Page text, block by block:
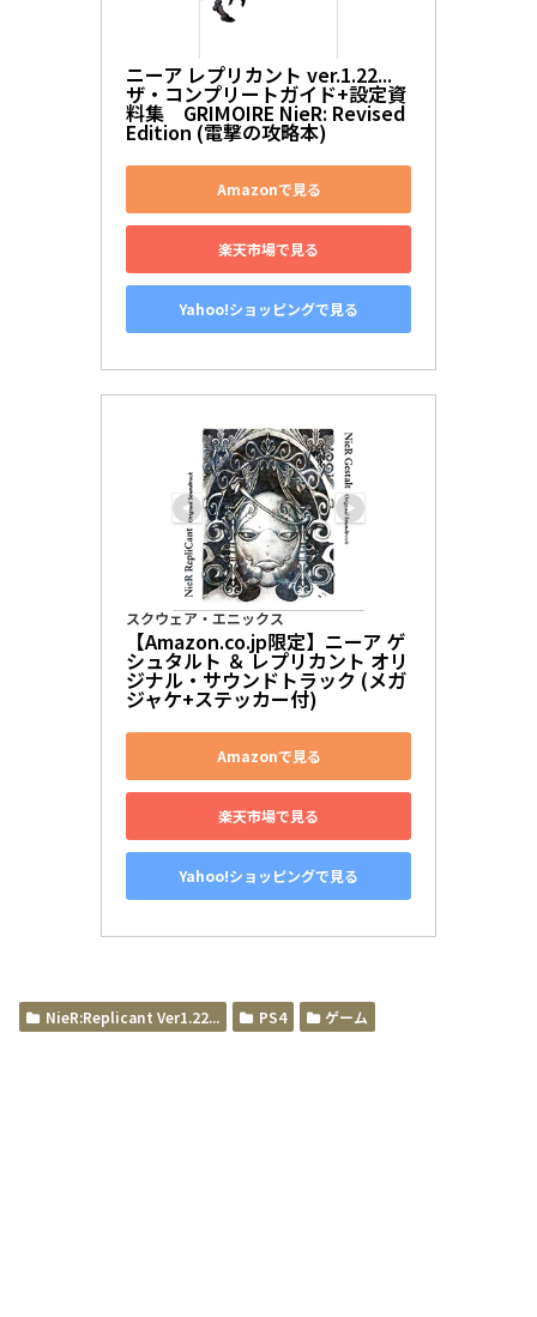
ニーア レプリカント ver.1.22...
ザ・コンプリートガイド+設定資
料集　GRIMOIRE NieR: Revised
Edition (電撃の攻略本)
Amazonで見る
楽天市場で見る
Yahoo!ショッピングで見る
スクウェア・エニックス
【Amazon.co.jp限定】ニーア ゲ
シュタルト ＆ レプリカント オリ
ジナル・サウンドトラック (メガ
ジャケ+ステッカー付)
Amazonで見る
楽天市場で見る
Yahoo!ショッピングで見る
NieR:Replicant Ver1.22... PS4 ゲーム